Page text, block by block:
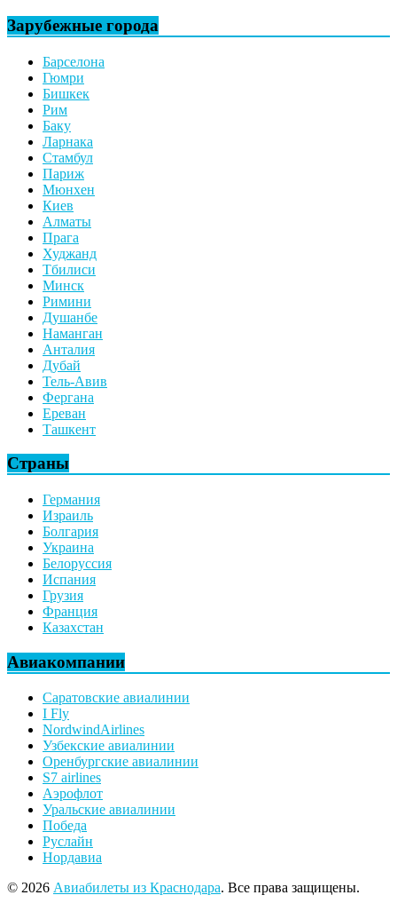
Зарубежные города
Барселона
Гюмри
Бишкек
Рим
Баку
Ларнака
Стамбул
Париж
Мюнхен
Киев
Алматы
Прага
Худжанд
Тбилиси
Минск
Римини
Душанбе
Наманган
Анталия
Дубай
Тель-Авив
Фергана
Ереван
Ташкент
Страны
Германия
Израиль
Болгария
Украина
Белоруссия
Испания
Грузия
Франция
Казахстан
Авиакомпании
Саратовские авиалинии
I Fly
NordwindAirlines
Узбекские авиалинии
Оренбургские авиалинии
S7 airlines
Аэрофлот
Уральские авиалинии
Победа
Руслайн
Нордавиа
© 2026 Авиабилеты из Краснодара. Все права защищены.